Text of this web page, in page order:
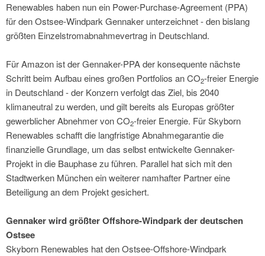
Renewables haben nun ein Power-Purchase-Agreement (PPA)
für den Ostsee-Windpark Gennaker unterzeichnet - den bislang
größten Einzelstromabnahmevertrag in Deutschland.
Für Amazon ist der Gennaker-PPA der konsequente nächste
Schritt beim Aufbau eines großen Portfolios an CO2-freier Energie
in Deutschland - der Konzern verfolgt das Ziel, bis 2040
klimaneutral zu werden, und gilt bereits als Europas größter
gewerblicher Abnehmer von CO2-freier Energie. Für Skyborn
Renewables schafft die langfristige Abnahmegarantie die
finanzielle Grundlage, um das selbst entwickelte Gennaker-
Projekt in die Bauphase zu führen. Parallel hat sich mit den
Stadtwerken München ein weiterer namhafter Partner eine
Beteiligung an dem Projekt gesichert.
Gennaker wird größter Offshore-Windpark der deutschen
Ostsee
Skyborn Renewables hat den Ostsee-Offshore-Windpark